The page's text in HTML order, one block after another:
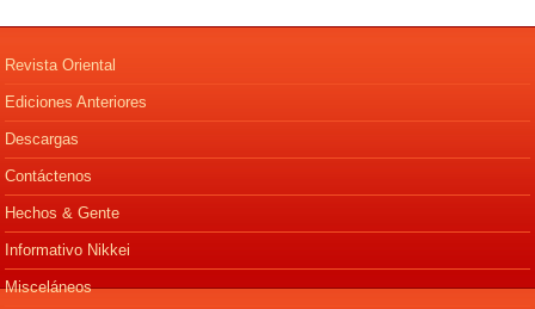
Revista Oriental
Ediciones Anteriores
Descargas
Contáctenos
Hechos & Gente
Informativo Nikkei
Misceláneos